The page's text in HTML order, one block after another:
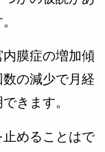
膜症の増加傾
の減少で月経
きます。
めることはで